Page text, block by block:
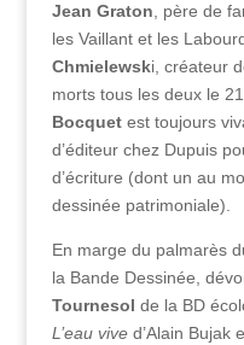
Jean Graton, père de
les Vaillant et les
Chmielewski, créateur
morts tous les deux le
Bocquetest toujours
d’éditeur chez Dupuis
d’écriture (dont un au
dessinée patrimoniale).
En marge du palmarès
la Bande Dessinée,
Tournesol de la BD
L’eau vived’Alain Bujak